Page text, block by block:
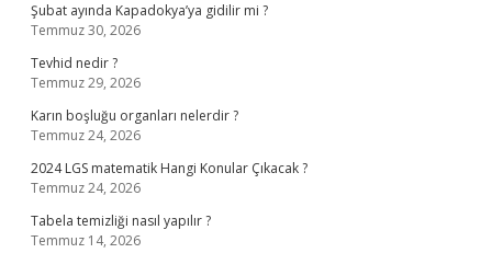
Şubat ayında Kapadokya’ya gidilir mi ?
Temmuz 30, 2026
Tevhid nedir ?
Temmuz 29, 2026
Karın boşluğu organları nelerdir ?
Temmuz 24, 2026
2024 LGS matematik Hangi Konular Çıkacak ?
Temmuz 24, 2026
Tabela temizliği nasıl yapılır ?
Temmuz 14, 2026